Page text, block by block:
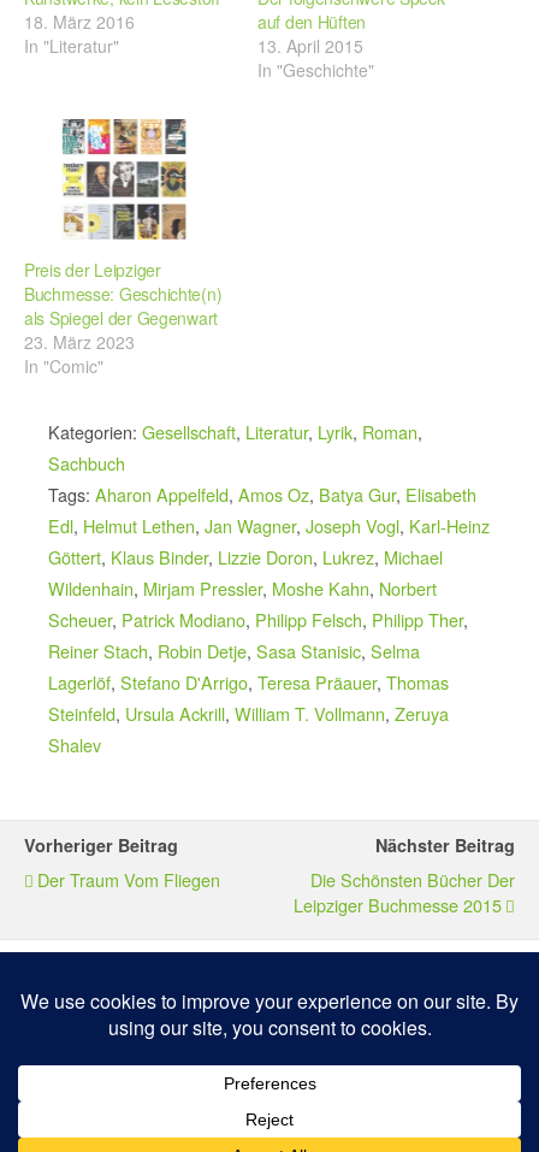
18. März 2016
In "Literatur"
auf den Hüften
13. April 2015
In "Geschichte"
Preis der Leipziger
Buchmesse: Geschichte(n)
als Spiegel der Gegenwart
23. März 2023
In "Comic"
Kategorien: Gesellschaft, Literatur, Lyrik, Roman,
Sachbuch
Tags: Aharon Appelfeld, Amos Oz, Batya Gur, Elisabeth
Edl, Helmut Lethen, Jan Wagner, Joseph Vogl, Karl-Heinz
Göttert, Klaus Binder, Lizzie Doron, Lukrez, Michael
Wildenhain, Mirjam Pressler, Moshe Kahn, Norbert
Scheuer, Patrick Modiano, Philipp Felsch, Philipp Ther,
Reiner Stach, Robin Detje, Sasa Stanisic, Selma
Lagerlöf, Stefano D'Arrigo, Teresa Präauer, Thomas
Steinfeld, Ursula Ackrill, William T. Vollmann, Zeruya
Shalev
Vorheriger Beitrag
Der Traum Vom Fliegen
Nächster Beitrag
Die Schönsten Bücher Der
Leipziger Buchmesse 2015
Zum Seitenanfang
Mobil Desktop